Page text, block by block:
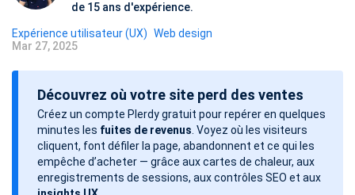
de 15 ans d'expérience.
Expérience utilisateur (UX) Web design
D
a
Mar 27, 2025
Découvrez où votre site perd des ventes
Créez un compte Plerdy gratuit pour repérer en quelques
minutes les fuites de revenus . Voyez où les visiteurs
cliquent, font défiler la page, abandonnent et ce qui les
empêche d’acheter — grâce aux cartes de chaleur, aux
enregistrements de sessions, aux contrôles SEO et aux